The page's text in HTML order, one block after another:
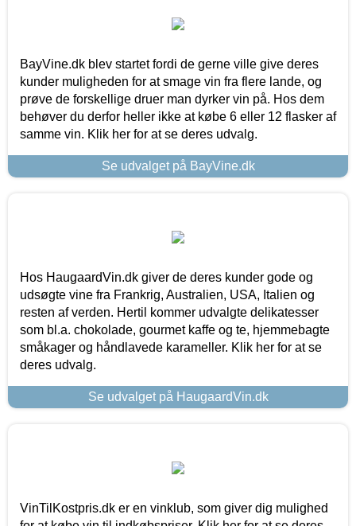
BayVine.dk blev startet fordi de gerne ville give deres
kunder muligheden for at smage vin fra flere lande, og
prøve de forskellige druer man dyrker vin på. Hos dem
behøver du derfor heller ikke at købe 6 eller 12 flasker af
samme vin. Klik her for at se deres udvalg.
Se udvalget på BayVine.dk
Hos HaugaardVin.dk giver de deres kunder gode og
udsøgte vine fra Frankrig, Australien, USA, Italien og
resten af verden. Hertil kommer udvalgte delikatesser
som bl.a. chokolade, gourmet kaffe og te, hjemmebagte
småkager og håndlavede karameller. Klik her for at se
deres udvalg.
Se udvalget på HaugaardVin.dk
VinTilKostpris.dk er en vinklub, som giver dig mulighed